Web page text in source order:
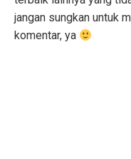
jangan sungkan untuk
komentar, ya